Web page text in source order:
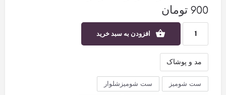
900 تومان
افزودن به سبد خرید
مد و پوشاک
ست شومیز ست شومیزشلوار